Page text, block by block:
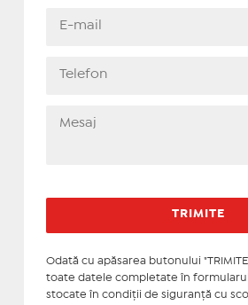
Odată cu apăsarea butonului
toate datele completate în formularul
stocate în condiţii de siguranţă cu